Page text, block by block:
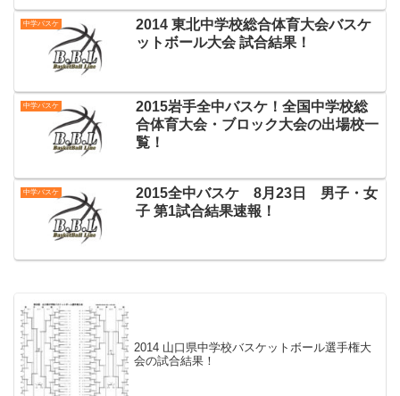
中学バスケ
2014 東北中学校総合体育大会バスケ
ットボール大会 試合結果！
中学バスケ
2015岩手全中バスケ！全国中学校総
合体育大会・ブロック大会の出場校一
覧！
中学バスケ
2015全中バスケ 8月23日 男子・女
子 第1試合結果速報！
2014 山口県中学校バスケットボール選手権大
会の試合結果！